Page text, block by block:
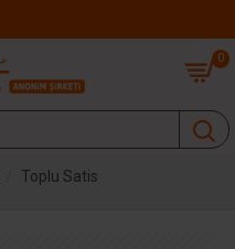
0
Toplu Satis